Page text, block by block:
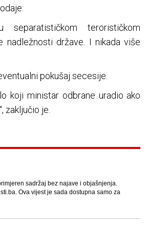
terorističkom
nadležnosti države. I nikada više
pokušaj secesije.
koji ministar odbrane uradio ako
zaključio je.
sadržaj bez najave i objašnjenja.
Ova vijest je sada dostupna samo za